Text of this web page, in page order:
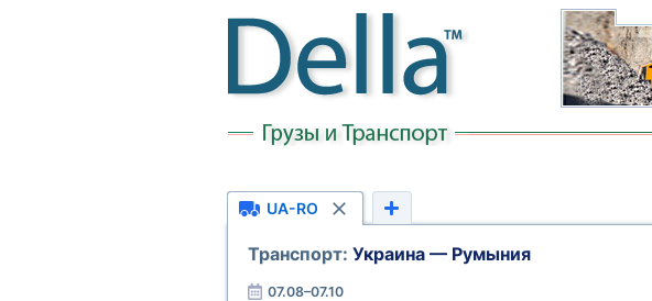
UA-RO
Транспорт: Украина — Румыния
07.08–07.10